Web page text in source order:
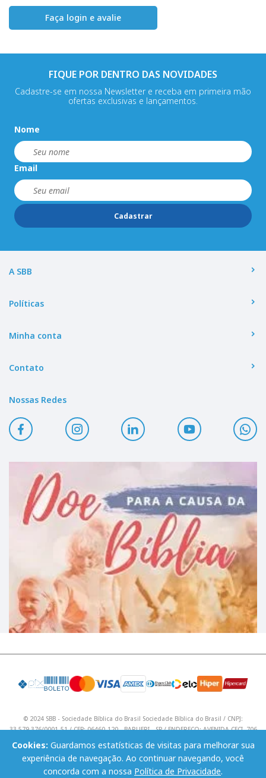
Faça login e avalie
FIQUE POR DENTRO DAS NOVIDADES
Cadastre-se em nossa Newsletter e receba em primeira mão
ofertas exclusivas e lançamentos.
Nome
Email
Cadastrar
A SBB
Políticas
Minha conta
Contato
Nossas Redes
Cookies: Guardamos estatísticas de visitas para melhorar sua
experiência de navegação. Ao continuar navegando, você
concorda com a nossa Política de Privacidade.
© 2024 SBB - Sociedade Bíblica do Brasil Sociedade Bíblica do Brasil / CNPJ:
33.579.376/0001-51 / CEP: 06460-120 - BARUERI - SP / ENDEREÇO: AVENIDA CECI, 706
/ Telefone: (11) 4195 9590 / Email: lojavirtual@sbb.org.br .